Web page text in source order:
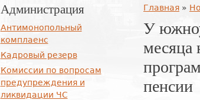
Вы здесь
Главная »
У
месяца
пенсии
Администрация
Антимонопольный
комплаенс
Кадровый резерв
Комиссии по вопросам
предупреждения и
ликвидации ЧС